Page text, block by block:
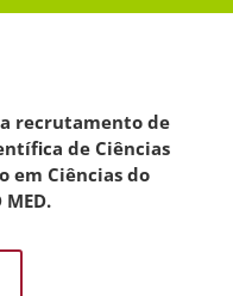
recrutamento de
de Ciências
em Ciências do